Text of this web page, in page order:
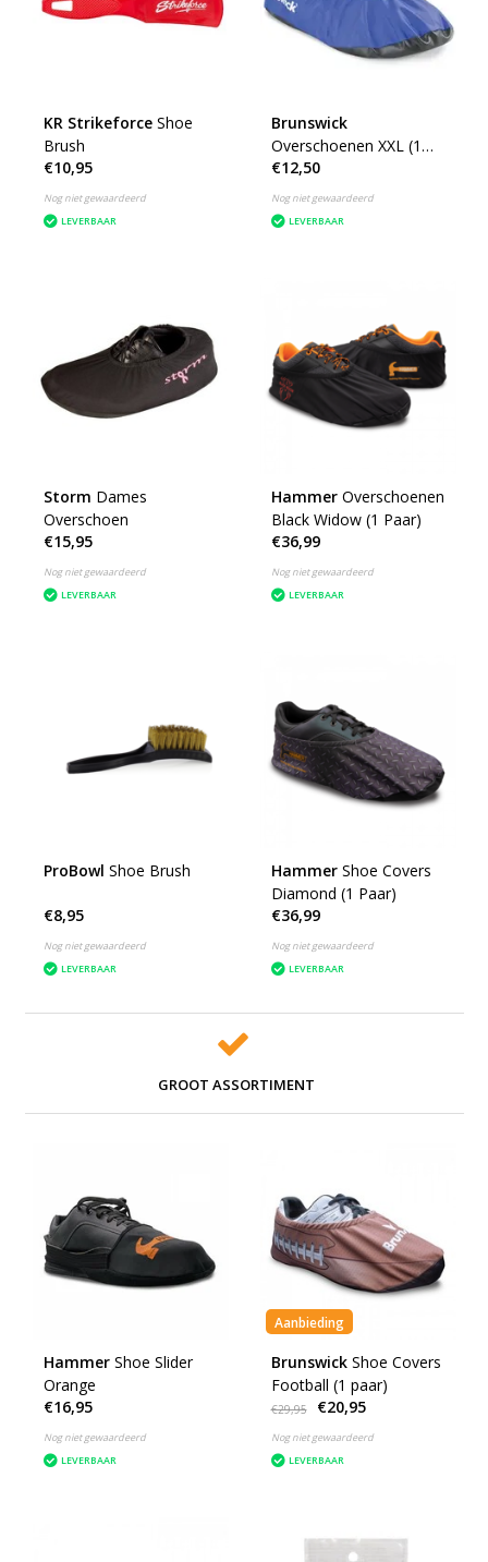
KR Strikeforce Shoe
Brush
€10,95
Nog niet gewaardeerd
LEVERBAAR
Brunswick
Overschoenen XXL (1
paar)
€12,50
Nog niet gewaardeerd
LEVERBAAR
Storm Dames
Overschoen
€15,95
Nog niet gewaardeerd
LEVERBAAR
Hammer Overschoenen
Black Widow (1 Paar)
€36,99
Nog niet gewaardeerd
LEVERBAAR
ProBowl Shoe Brush
€8,95
Nog niet gewaardeerd
LEVERBAAR
Hammer Shoe Covers
Diamond (1 Paar)
€36,99
Nog niet gewaardeerd
LEVERBAAR
GROOT ASSORTIMENT
Hammer Shoe Slider
Orange
€16,95
Nog niet gewaardeerd
LEVERBAAR
Aanbieding
Brunswick Shoe Covers
Football (1 paar)
€29,95 €20,95
Nog niet gewaardeerd
LEVERBAAR